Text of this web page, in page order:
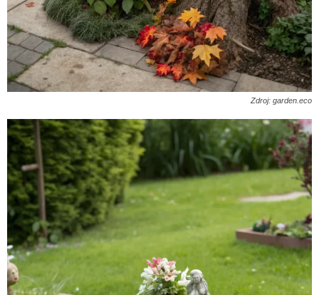
Zdroj: garden.eco